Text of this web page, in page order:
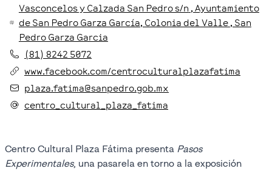
Vasconcelos y Calzada San Pedro s/n , Ayuntamiento
de San Pedro Garza García, Colonia del Valle , San
Pedro Garza Garcia
(81) 8242 5072
www.facebook.com/centroculturalplazafatima
plaza.fatima@sanpedro.gob.mx
centro_cultural_plaza_fatima
Centro Cultural Plaza Fátima presenta Pasos
Experimentales, una pasarela en torno a la exposición